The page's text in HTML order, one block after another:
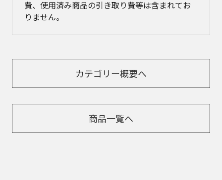
費、使用済み商品の引き取り費等は含まれてお
りません。
カテゴリー概要へ
商品一覧へ